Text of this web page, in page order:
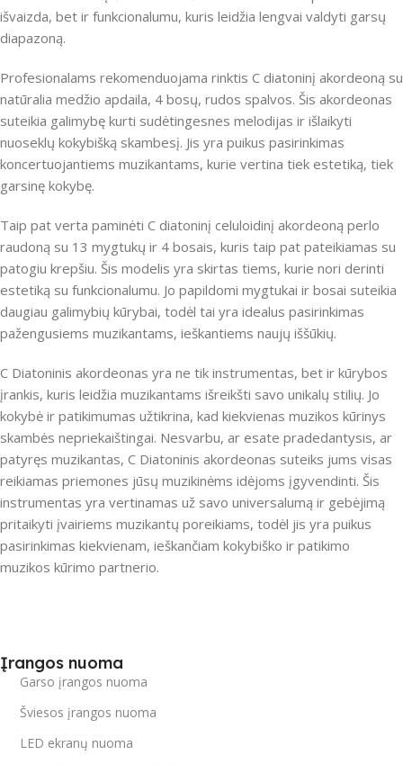
išvaizda, bet ir funkcionalumu, kuris leidžia lengvai valdyti garsų
diapazoną.
Profesionalams rekomenduojama rinktis C diatoninį akordeoną su
natūralia medžio apdaila, 4 bosų, rudos spalvos. Šis akordeonas
suteikia galimybę kurti sudėtingesnes melodijas ir išlaikyti
nuoseklų kokybišką skambesį. Jis yra puikus pasirinkimas
koncertuojantiems muzikantams, kurie vertina tiek estetiką, tiek
garsinę kokybę.
Taip pat verta paminėti C diatoninį celuloidinį akordeoną perlo
raudoną su 13 mygtukų ir 4 bosais, kuris taip pat pateikiamas su
patogiu krepšiu. Šis modelis yra skirtas tiems, kurie nori derinti
estetiką su funkcionalumu. Jo papildomi mygtukai ir bosai suteikia
daugiau galimybių kūrybai, todėl tai yra idealus pasirinkimas
pažengusiems muzikantams, ieškantiems naujų iššūkių.
C Diatoninis akordeonas yra ne tik instrumentas, bet ir kūrybos
įrankis, kuris leidžia muzikantams išreikšti savo unikalų stilių. Jo
kokybė ir patikimumas užtikrina, kad kiekvienas muzikos kūrinys
skambės nepriekaištingai. Nesvarbu, ar esate pradedantysis, ar
patyręs muzikantas, C Diatoninis akordeonas suteiks jums visas
reikiamas priemones jūsų muzikinėms idėjoms įgyvendinti. Šis
instrumentas yra vertinamas už savo universalumą ir gebėjimą
pritaikyti įvairiems muzikantų poreikiams, todėl jis yra puikus
pasirinkimas kiekvienam, ieškančiam kokybiško ir patikimo
muzikos kūrimo partnerio.
Įrangos nuoma
Garso įrangos nuoma
Šviesos įrangos nuoma
LED ekranų nuoma